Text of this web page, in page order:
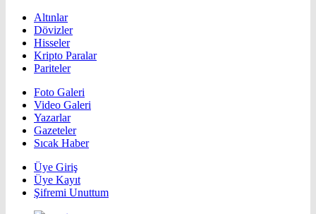
Altınlar
Dövizler
Hisseler
Kripto Paralar
Pariteler
Foto Galeri
Video Galeri
Yazarlar
Gazeteler
Sıcak Haber
Üye Giriş
Üye Kayıt
Şifremi Unuttum